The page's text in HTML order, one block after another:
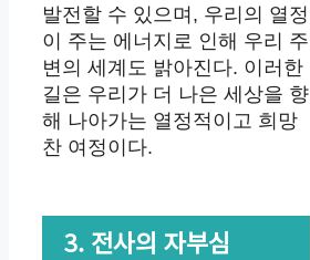
발전할 수 있으며, 우리의 열정
이 주는 에너지로 인해 우리 주
변의 세계도 밝아진다. 이러한
길은 우리가 더 나은 세상을 향
해 나아가는 열정적이고 희망
찬 여정이다.
3. 전사의 자부심